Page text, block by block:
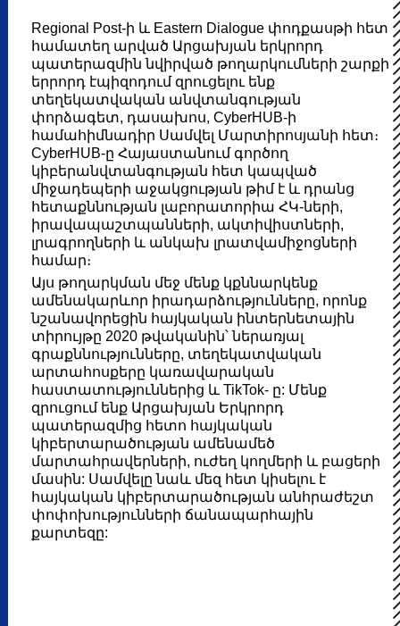
Regional Post-ի և Eastern Dialogue փոդքասթի հետ
համատեղ արված Արցախյան երկրորդ
պատերազմին նվիրված թողարկումների շարքի
երրորդ էպիզոդում զրուցելու ենք
տեղեկատվական անվտանգության
փորձագետ, դասախոս, CyberHUB-ի
համահիմնադիր Սամվել Մարտիրոսյանի հետ։
CyberHUB-ը Հայաստանում գործող
կիբերանվտանգության հետ կապված
միջադեպերի աջակցության թիմ է և դրանց
հետաքննության լաբորատորիա ՀԿ-ների,
իրավապաշտպանների, ակտիվիստների,
լրագրողների և անկախ լրատվամիջոցների
համար։
Այս թողարկման մեջ մենք կքննարկենք
ամենակարևոր իրադարձությունները, որոնք
նշանավորեցին հայկական ինտերնետային
տիրույթը 2020 թվականին՝ ներառյալ
գրաքննությունները, տեղեկատվական
արտահոսքերը կառավարական
հաստատություններից և TikTok- ը: Մենք
զրուցում ենք Արցախյան Երկրորդ
պատերազմից հետո հայկական
կիբերտարածության ամենամեծ
մարտահրավերների, ուժեղ կողմերի և բացերի
մասին: Սամվելը նաև մեզ հետ կիսելու է
հայկական կիբերտարածության անհրաժեշտ
փոփոխությունների ճանապարհային
քարտեզը: